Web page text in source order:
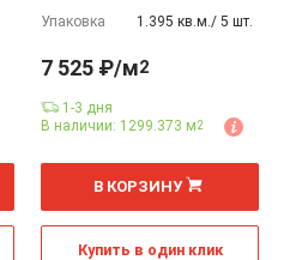
Упаковка
1.395 кв.м./ 5 шт.
7 525 ₽/м2
1-3 дня
В наличии: 1299.373 м2
м
В КОРЗИНУ
Купить в один клик